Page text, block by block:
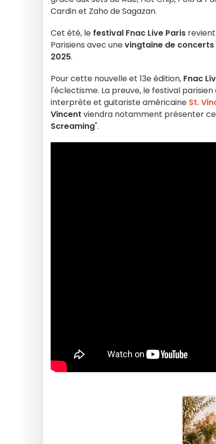
Cardin et Zaho de Sagazan.
Cet été, le festival Fnac Live Paris
Parisiens avec unevingtaine de
2025.
Pour cette nouvelle et 13e édition, Fnac
l'éclectisme. La preuve, le festival
interprète et guitariste américaine St.
Vincent viendra notamment présenter
Screaming".